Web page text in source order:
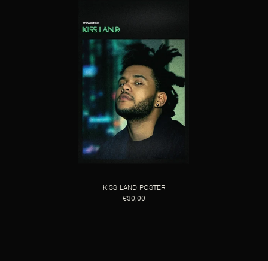
KISS LAND POSTER
€30,00